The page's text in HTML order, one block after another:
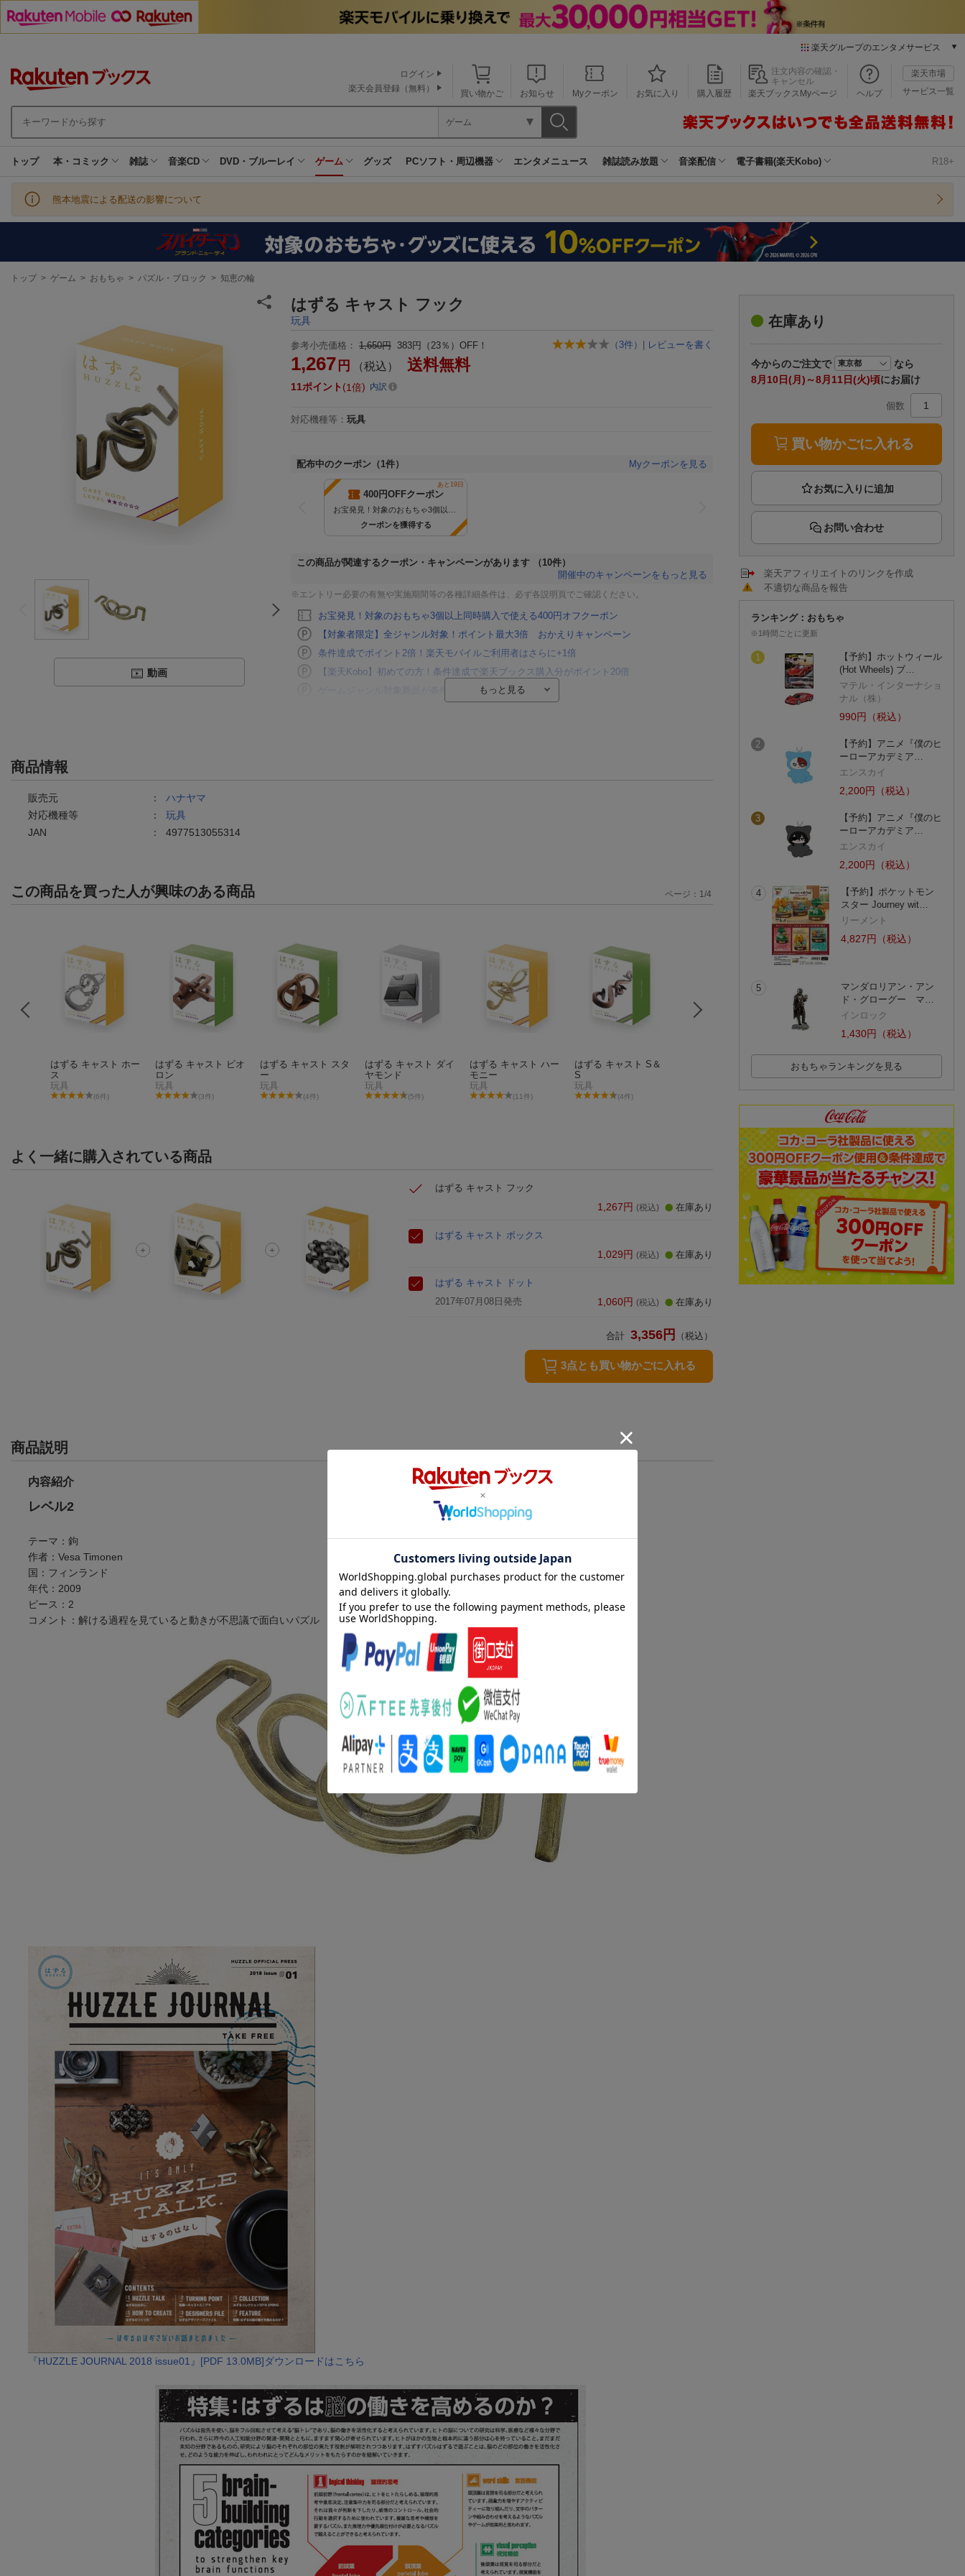
楽天グループのエンタメサービス
本/ゲーム/CD/DVD
楽天ブックス
楽天Kobo
エンタメニュース
推し楽
買い物かご お知らせ Myクーポン お気に入り 購入履歴
注文内容の確認・
キャンセル
楽天ブックスMyページ
ヘルプ
楽天市場
サービス一覧
ログイン
楽天会員登録（無料）
ゲーム
トップ 本・コミック 雑誌 音楽CD DVD・ブルーレイ ゲーム グッズ PCソフト・周辺機器 エンタメニュース 雑誌読み放題 音楽配信 電子書籍(楽天Kobo) R18+
熊本地震による配送の影響について
現
トップ > ゲーム > おもちゃ > パズル・ブロック > 知恵の輪
動画
はずる キャスト フック
玩具
（ 3件） | レビューを書く
参考小売価格： 1,650円 383円（23％）OFF！
1,267 円 （税込） 送料無料
11ポイント 1倍 内訳
対応機種等 ： 玩具
配布中のクーポン （1件） Myクーポンを見る
あと19日
400円OFFクーポン
クーポンを獲得する
この商品が関連するクーポン・キャンペーンがあります
（10件）
開催中のキャンペーンをもっと見る
※エントリー必要の有無や実施期間等の各種詳細条件は、必ず各説明頁でご確認ください。
お宝発見！対象のおもちゃ3個以上同時購入で使える400円オフクーポン
【対象者限定】全ジャンル対象！ポイント最大3倍 おかえりキャンペーン
条件達成でポイント2倍！楽天モバイルご利用者はさらに+1倍
【楽天Kobo】初めての方！条件達成で楽天ブックス購入分がポイント20倍
ゲームジャンル対象商品が条件達成で最大5倍！
商品情報
販売元 ： ハナヤマ
対応機種等
： 玩具
JAN
： 4977513055314
この商品を買った人が興味のある商品
はずる キャスト ホー
ス
玩具
(6件)
はずる キャスト ビオ
ロン
玩具
(3件)
はずる キャスト スタ
ー
玩具
(4件)
はずる キャスト ダイ
ヤモンド
玩具
(5件)
はずる キャスト ハー
モニー
玩具
(11件)
はずる キャスト S＆
S
玩具
(4件)
はずる キャスト ボッ
はずる キャスト
ページ： 1/4
よく一緒に購入されている商品
はずる キャスト フック
1,267円 (税込) 在庫あり
はずる キャスト ボックス
1,029円 (税込) 在庫あり
はずる キャスト ドット
2017年07月08日発売
1,060円 (税込) 在庫あり
合計 3,356 円 （税込）
3点とも買い物かごに入れる
商品説明
内容紹介
レベル2
テーマ：鉤
作者：Vesa Timonen
国：フィンランド
年代：2009
ピース：2
コメント：解ける過程を見ていると動きが不思議で面白いパズル
『HUZZLE JOURNAL 2018 issue01』[PDF 13.0MB]ダウンロードはこちら
在庫あり
今からのご注文で
なら
8月10日(月)～8月11日(火)頃にお届け
個数
買い物かごに入れる
お問い合わせ
楽天アフィリエイトのリンクを作成
不適切な商品を報告
ランキング：おもちゃ
※1時間ごとに更新
1
【予約】ホットウィール
(Hot Wheels) ブ…
マテル・インターナショ
ナル（株）
990円（税込）
2
【予約】アニメ『僕のヒ
ーローアカデミア…
エンスカイ
2,200円（税込）
3
【予約】アニメ『僕のヒ
ーローアカデミア…
エンスカイ
2,200円（税込）
4
【予約】ポケットモン
スター Journey wit…
リーメント
4,827円（税込）
5
マンダロリアン・アン
ド・グローグー マ…
インロック
1,430円（税込）
おもちゃランキングを見る